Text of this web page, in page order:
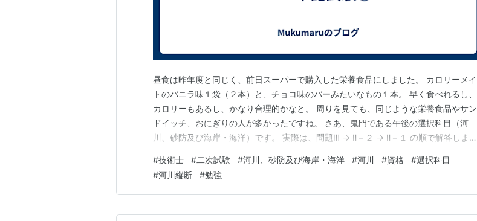
昼食は昨年度と同じく、前日スーパーで購入した栄養食品にしました。 カロリーメイ
トのバニラ味１袋（２本）と、チョコ味のバーみたいなもの１本。 早く食べれるし、
カロリーもあるし、かなり合理的かなと。 周りを見ても、同じような栄養食品やサン
ドイッチ、おにぎりの人が多かったですね。 さあ、鬼門である午後の選択科目（河
川、砂防及び海岸・海洋）です。 実際は、問題Ⅲ → Ⅱ－２ → Ⅱ－１ の順で解答しまし
川：河道の縦断計画 ２．ダム：ダム貯水池の堆砂対策 ３．砂防：レベル４土砂災害危
険警報 ４．海岸：海岸堤防の機能、設計波…
#技術士 #二次試験 #河川、砂防及び海岸・海洋 #河川 #資格 #選択科目
#河川縦断 #勉強